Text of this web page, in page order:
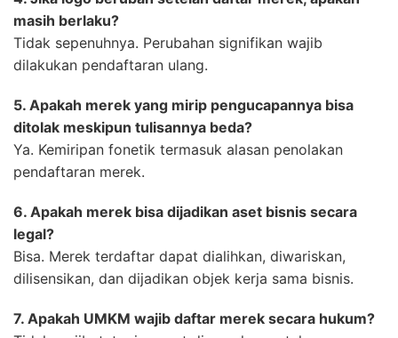
masih berlaku?
Tidak sepenuhnya. Perubahan signifikan wajib
dilakukan pendaftaran ulang.
5. Apakah merek yang mirip pengucapannya bisa
ditolak meskipun tulisannya beda?
Ya. Kemiripan fonetik termasuk alasan penolakan
pendaftaran merek.
6. Apakah merek bisa dijadikan aset bisnis secara
legal?
Bisa. Merek terdaftar dapat dialihkan, diwariskan,
dilisensikan, dan dijadikan objek kerja sama bisnis.
7. Apakah UMKM wajib daftar merek secara hukum?